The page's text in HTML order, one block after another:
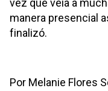
vez que veía a
manera presencial
finalizó.
Por Melanie Flores